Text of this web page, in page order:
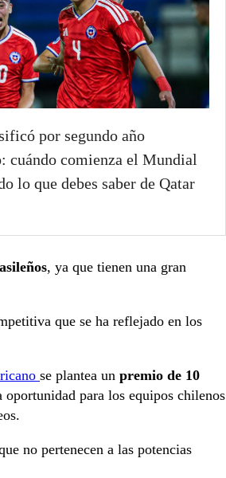
por segundo año
cuándo comienza el Mundial
lo que debes saber de Qatar
, ya que tienen una gran
que se ha reflejado en los
se plantea un premio de 10
oportunidad para los equipos chilenos
no pertenecen a las potencias